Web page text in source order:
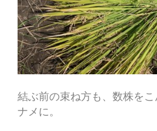
結ぶ前の束ね方も、数株を
ナメに。